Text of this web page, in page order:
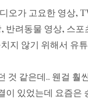
오가 고요한 영상,
반려동물 영상, 스
지 않기 위해서 유
것 같은데.. 웬걸 훨
이 있었는데 요즘은